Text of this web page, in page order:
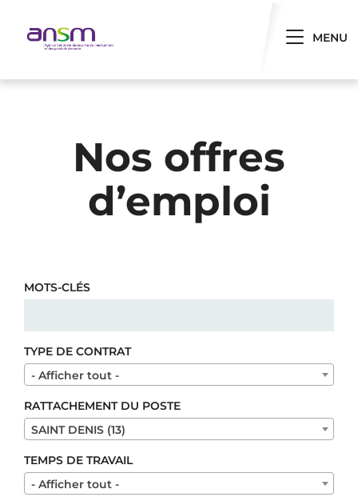
Toggle
MENU
Nos offres
d’emploi
MOTS-CLÉS
TYPE DE CONTRAT
- Afficher tout -
RATTACHEMENT DU POSTE
SAINT DENIS (13)
TEMPS DE TRAVAIL
- Afficher tout -